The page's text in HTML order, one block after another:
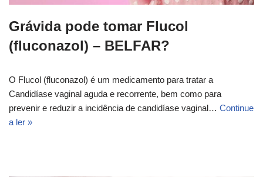
Grávida pode tomar Flucol
(fluconazol) – BELFAR?
O Flucol (fluconazol) é um medicamento para tratar a
Candidíase vaginal aguda e recorrente, bem como para
prevenir e reduzir a incidência de candidíase vaginal… Continue
a ler »